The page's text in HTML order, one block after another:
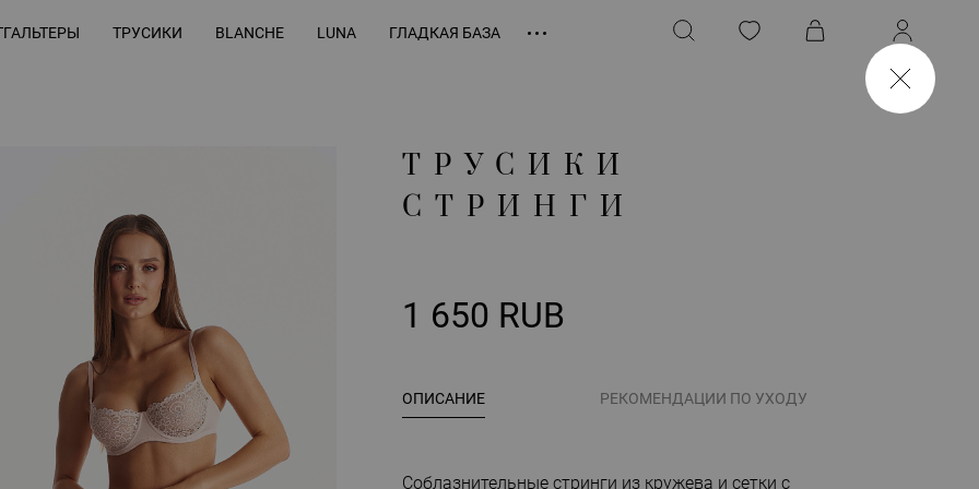
ТРУСИКИ BLANCHE LUNA ГЛАДКАЯ БАЗА
ТРУСИКИ
СТРИНГИ
1 650 RUB
ОПИСАНИЕ РЕКОМЕНДАЦИИ ПО УХОДУ
Соблазнительные стринги из кружева и сетки с